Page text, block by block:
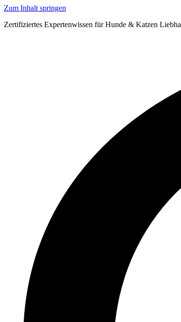
Zum Inhalt springen
Zertifiziertes Expertenwissen für Hunde & Katzen